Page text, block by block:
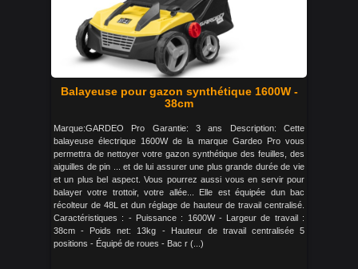
Balayeuse pour gazon synthétique 1600W -
38cm
Marque:GARDEO Pro Garantie: 3 ans Description: Cette
balayeuse électrique 1600W de la marque Gardeo Pro vous
permettra de nettoyer votre gazon synthétique des feuilles, des
aiguilles de pin ... et de lui assurer une plus grande durée de vie
et un plus bel aspect. Vous pourrez aussi vous en servir pour
balayer votre trottoir, votre allée... Elle est équipée dun bac
récolteur de 48L et dun réglage de hauteur de travail centralisé.
Caractéristiques : - Puissance : 1600W - Largeur de travail :
38cm - Poids net: 13kg - Hauteur de travail centralisée 5
positions - Équipé de roues - Bac r (...)